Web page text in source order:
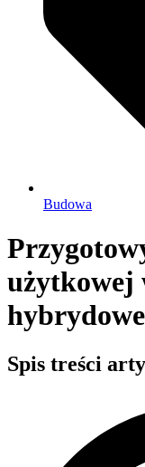
Budowa
użytkowej
hybrydowe
Spis treści